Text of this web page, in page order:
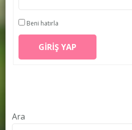
Beni hatırla
GIRIŞ YAP
Ara